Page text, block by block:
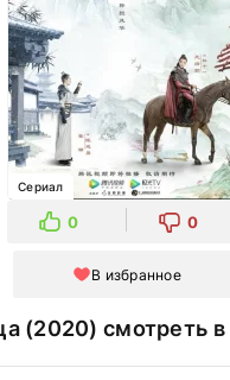
Сериал
0 0
В избранное